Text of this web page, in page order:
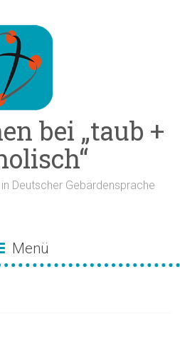
bei „taub +
Deutscher Gebärdensprache
Menü